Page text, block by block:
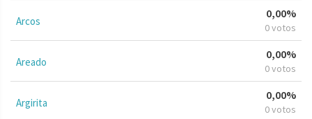
Arcos
0,00%
0 votos
Areado
0,00%
0 votos
Argirita
0,00%
0 votos